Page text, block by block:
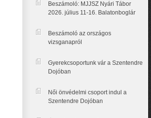
Beszámoló: MJJSZ Nyári Tábor
2026. július 11-16. Balatonboglár
Beszámoló az országos
vizsganapról
Gyerekcsoportunk vár a Szentendre
Dojóban
Női önvédelmi csoport indul a
Szentendre Dojóban